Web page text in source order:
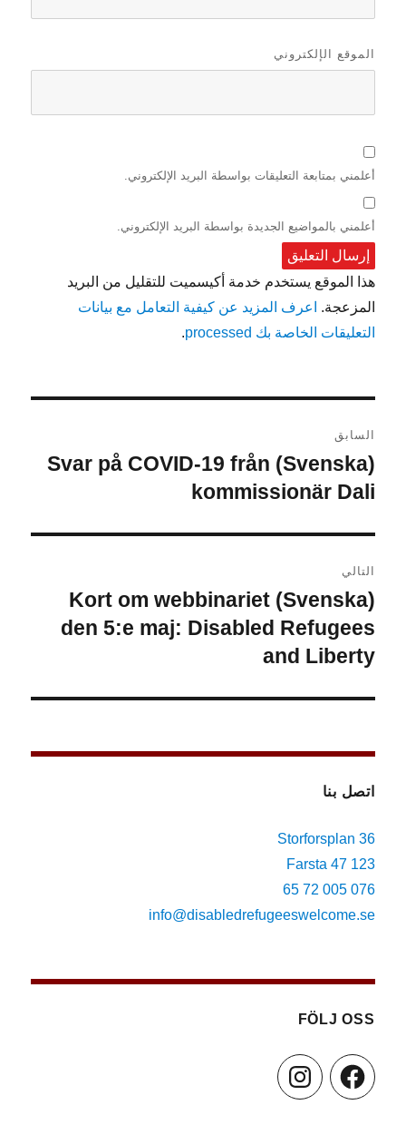
الموقع الإلكتروني
أعلمني بمتابعة التعليقات بواسطة البريد الإلكتروني.
أعلمني بالمواضيع الجديدة بواسطة البريد الإلكتروني.
هذا الموقع يستخدم خدمة أكيسميت للتقليل من البريد
المزعجة.
اعرف المزيد عن كيفية التعامل مع بيانات
التعليقات الخاصة بك processed
.
المقالات
السابق
المقالة
السابقة:
(Svenska) Svar på COVID-19 från
kommissionär Dali
التالي
المقالة
التالية:
(Svenska) Kort om webbinariet
den 5:e maj: Disabled Refugees
and Liberty
اتصل بنا
Storforsplan 36
123 47 Farsta
076 005 72 65
info@disabledrefugeeswelcome.se
FÖLJ OSS
Facebook
Instagram